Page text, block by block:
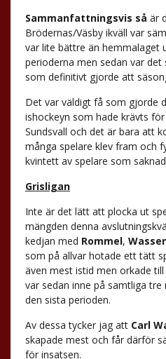
Sammanfattningsvis så är
Brödernas/Väsby ikväll var
var lite bättre än hemmalaget
perioderna men sedan var
som definitivt gjorde att
Det var väldigt få som gjorde
ishockeyn som hade krävts
Sundsvall och det är bara att
många spelare klev fram och
kvintett av spelare som
Grisligan
Inte är det lätt att plocka ut
mängden denna
kedjan med Rommel,
som på allvar hotade ett tätt
även mest istid men orkade
var sedan inne på samtliga
den sista perioden.
Av dessa tycker jag att Carl
skapade mest och får därför
för insatsen.